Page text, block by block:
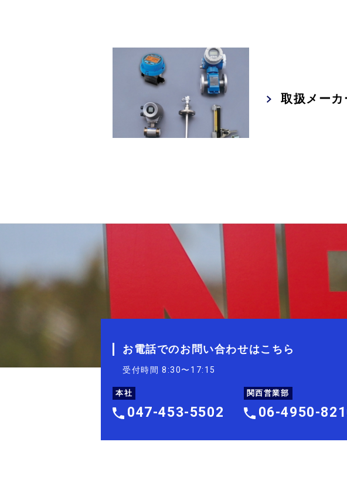
取扱メーカ
お電話でのお問い合わせはこちら
受付時間 8:30〜17:15
本社
047-453-5502
関西営業部
06-4950-